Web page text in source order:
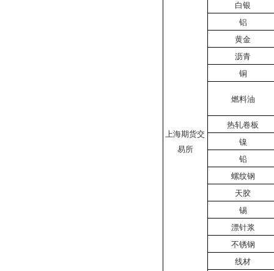
上海期货交
易所
白银
铝
黄金
沥青
铜
燃料油
热轧卷板
镍
铅
螺纹钢
天胶
锡
漂针浆
不锈钢
线材